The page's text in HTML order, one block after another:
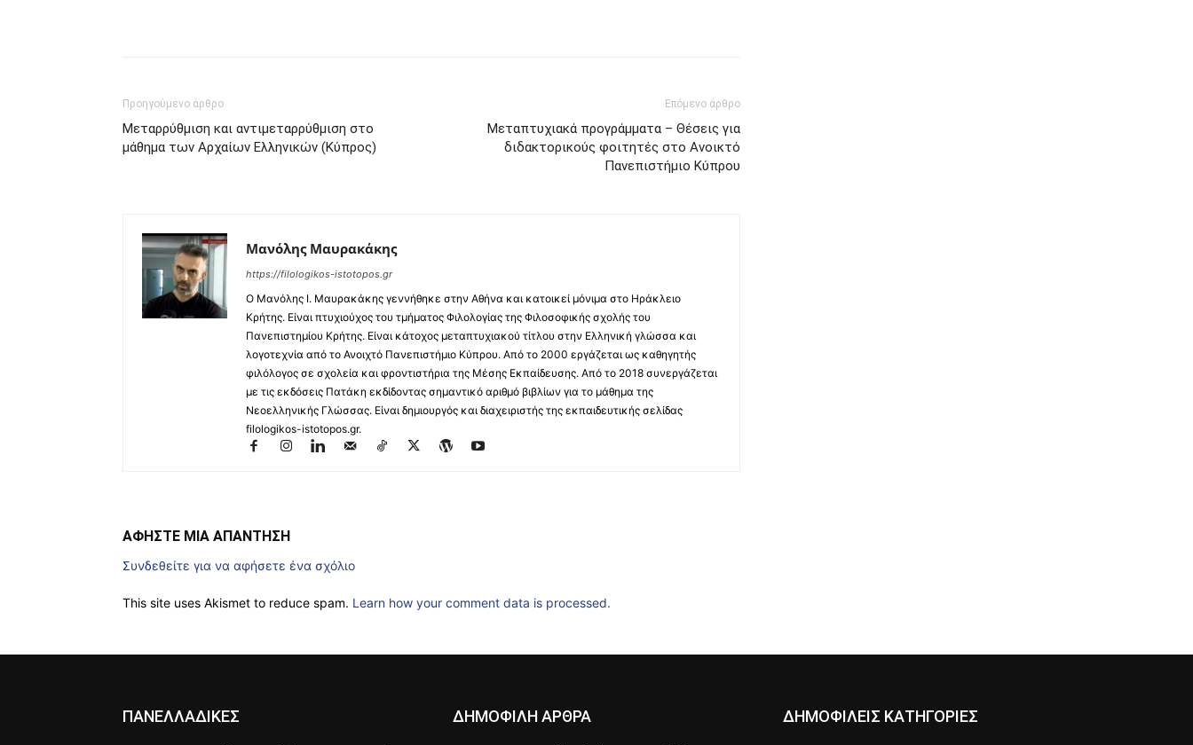
Προηγούμενο άρθρο
Μεταρρύθμιση και αντιμεταρρύθμιση στο
μάθημα των Αρχαίων Ελληνικών (Κύπρος)
Επόμενο άρθρο
Μεταπτυχιακά προγράμματα – Θέσεις για
διδακτορικούς φοιτητές στο Ανοικτό
Πανεπιστήμιο Κύπρου
Μανόλης Μαυρακάκης
https://filologikos-istotopos.gr
Ο Μανόλης I. Μαυρακάκης γεννήθηκε στην Αθήνα και κατοικεί μόνιμα στο Ηράκλειο
Κρήτης. Είναι πτυχιούχος του τμήματος Φιλολογίας της Φιλοσοφικής σχολής του
Πανεπιστημίου Κρήτης. Είναι κάτοχος μεταπτυχιακού τίτλου στην Ελληνική γλώσσα και
λογοτεχνία από το Ανοιχτό Πανεπιστήμιο Κύπρου. Από το 2000 εργάζεται ως καθηγητής
φιλόλογος σε σχολεία και φροντιστήρια της Μέσης Εκπαίδευσης. Από το 2018 συνεργάζεται
με τις εκδόσεις Πατάκη εκδίδοντας σημαντικό αριθμό βιβλίων για το μάθημα της
Νεοελληνικής Γλώσσας. Είναι δημιουργός και διαχειριστής της εκπαιδευτικής σελίδας
filologikos-istotopos.gr.
ΑΦΗΣΤΕ ΜΙΑ ΑΠΑΝΤΗΣΗ
Συνδεθείτε για να αφήσετε ένα σχόλιο
This site uses Akismet to reduce spam. Learn how your comment data is processed.
ΠΑΝΕΛΛΑΔΙΚΕΣ ΔΗΜΟΦΙΛΗ ΑΡΘΡΑ ΔΗΜΟΦΙΛΕΙΣ ΚΑΤΗΓΟΡΙΕΣ